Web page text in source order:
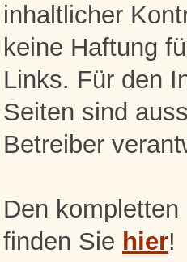
inhaltlicher
keine Haftung
Links. Für den
Seiten sind
Betreiber
Den
finden Sie hier!